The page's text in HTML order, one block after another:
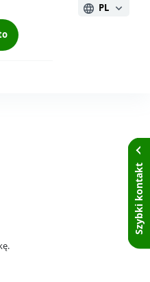
PL
Szybki kontakt